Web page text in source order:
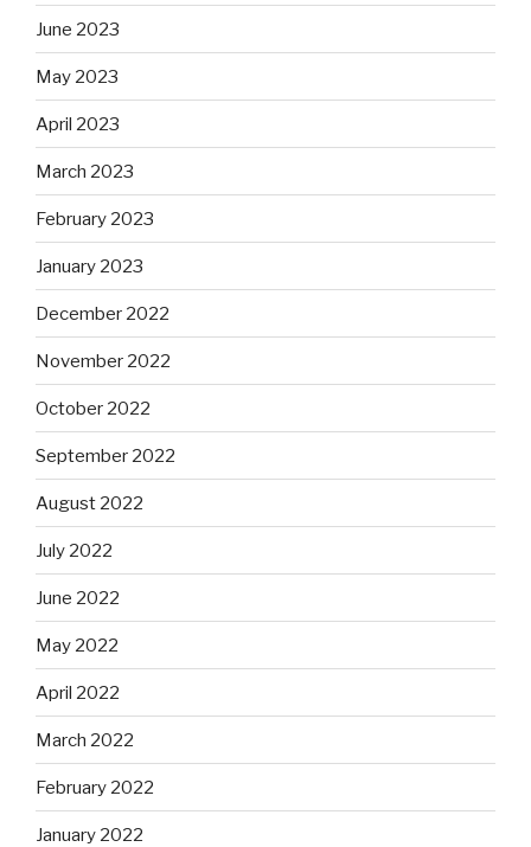
June 2023
May 2023
April 2023
March 2023
February 2023
January 2023
December 2022
November 2022
October 2022
September 2022
August 2022
July 2022
June 2022
May 2022
April 2022
March 2022
February 2022
January 2022